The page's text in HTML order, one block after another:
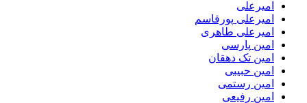
امیرعلی
امیرعلی پورقاسم
امیرعلی طاهری
امین پارسی
امین تک دهقان
امین حبیبی
امین رستمی
امین رفیعی